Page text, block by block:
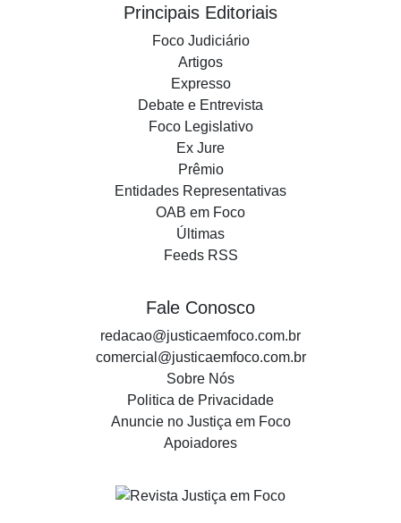
Principais Editoriais
Foco Judiciário
Artigos
Expresso
Debate e Entrevista
Foco Legislativo
Ex Jure
Prêmio
Entidades Representativas
OAB em Foco
Últimas
Feeds RSS
Fale Conosco
redacao@justicaemfoco.com.br
comercial@justicaemfoco.com.br
Sobre Nós
Politica de Privacidade
Anuncie no Justiça em Foco
Apoiadores